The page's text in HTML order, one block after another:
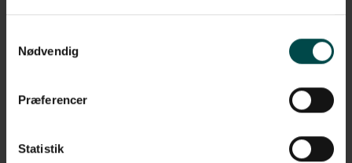
Nødvendig
Præferencer
Statistik
1.548,00 kr.
inkl. moms)